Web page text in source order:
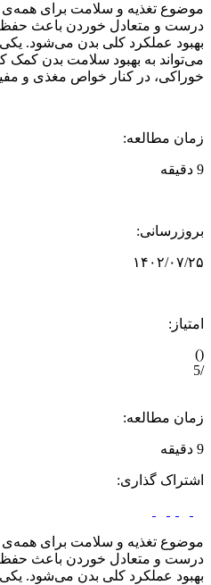
موضوع تغذیه و سلامت برای همه‌ی
درست و متعادل خوردن باعث حفظ
بهبود عملکرد کلی بدن می‌شود.
می‌تواند به بهبود سلامت بدن کمک
خوراکی، در کنار خواص مغذی و
زمان مطالعه:
9 دقیقه
بروزرسانی:
۱۴۰۲/۰۷/۲۵
امتیاز:
(
)
/5
زمان مطالعه:
9 دقیقه
اشتراک گذاری:
موضوع تغذیه و سلامت برای همه‌ی
درست و متعادل خوردن باعث حفظ
بهبود عملکرد کلی بدن می‌شود.